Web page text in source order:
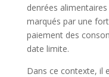
denrées
marqués par une
paiement des
date limite.
Dans ce contexte, il